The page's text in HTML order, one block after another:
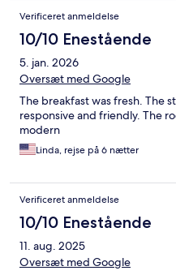
Verificeret anmeldelse
10/10 Enestående
5. jan. 2026
Oversæt med Google
The breakfast was fresh. The
responsive and friendly. The
modern
Linda, rejse på 6 nætter
Verificeret anmeldelse
10/10 Enestående
11. aug. 2025
Oversæt med Google